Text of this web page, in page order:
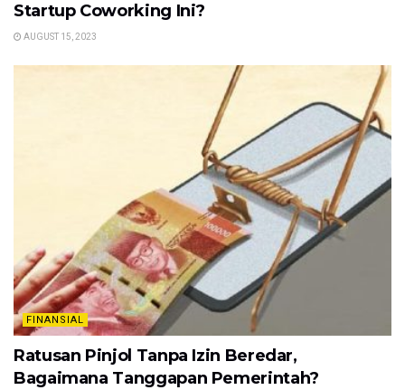
Startup Coworking Ini?
AUGUST 15, 2023
FINANSIAL
Ratusan Pinjol Tanpa Izin Beredar,
Bagaimana Tanggapan Pemerintah?